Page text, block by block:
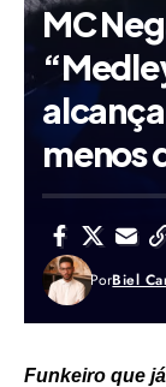
MC
alcança
menos
PorBiel
Funkeiro que